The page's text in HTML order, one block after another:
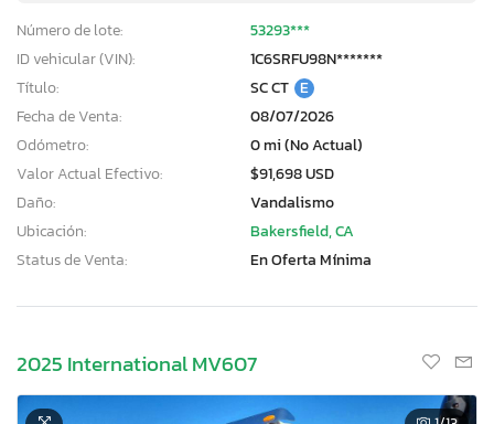
Número de lote:
53293***
ID vehicular (VIN):
1C6SRFU98N*******
Título:
SC CT E
Fecha de Venta:
08/07/2026
Odómetro:
0 mi (No Actual)
Valor Actual Efectivo:
$91,698 USD
Daño:
Vandalismo
Ubicación:
Bakersfield, CA
Status de Venta:
En Oferta Mínima
2025 International MV607